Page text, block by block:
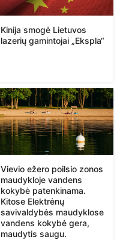
Kinija smogė Lietuvos
lazerių gamintojai „Ekspla“
Vievio ežero poilsio zonos
maudykloje vandens
kokybė patenkinama.
Kitose Elektrėnų
savivaldybės maudyklose
vandens kokybė gera,
maudytis saugu.